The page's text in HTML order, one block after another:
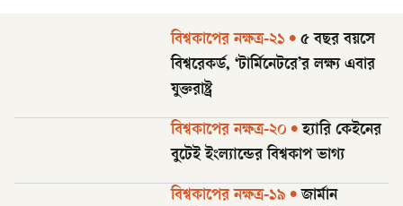
বিশ্বকাপের নক্ষত্র-২১ • ৫ বছর বয়সে
বিশ্বরেকর্ড, ‘টার্মিনেটরে’র লক্ষ্য এবার
যুক্তরাষ্ট্র
বিশ্বকাপের নক্ষত্র-২০ • হ্যারি কেইনের
বুটেই ইংল্যান্ডের বিশ্বকাপ ভাগ্য
বিশ্বকাপের নক্ষত্র-১৯ • জার্মান